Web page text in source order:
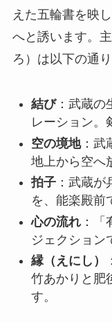
えた五輪書を映
へと誘います。
ろ）は以下の通り
結び：武蔵の
レーション。
空の境地：武
地上から空へ
拍子：武蔵が
を、能楽殿前
心の流れ：「
ジェクション
縁（えにし）
竹あかりと肥
す。